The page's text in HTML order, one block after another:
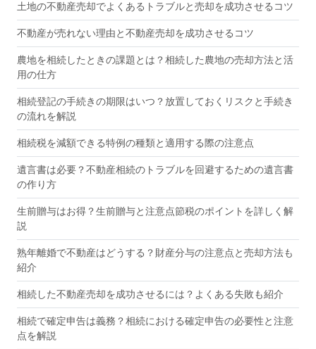
土地の不動産売却でよくあるトラブルと売却を成功させるコツ
不動産が売れない理由と不動産売却を成功させるコツ
農地を相続したときの課題とは？相続した農地の売却方法と活
用の仕方
相続登記の手続きの期限はいつ？放置しておくリスクと手続き
の流れを解説
相続税を減額できる特例の種類と適用する際の注意点
遺言書は必要？不動産相続のトラブルを回避するための遺言書
の作り方
生前贈与はお得？生前贈与と注意点節税のポイントを詳しく解
説
熟年離婚で不動産はどうする？財産分与の注意点と売却方法も
紹介
相続した不動産売却を成功させるには？よくある失敗も紹介
相続で確定申告は義務？相続における確定申告の必要性と注意
点を解説